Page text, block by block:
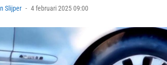
Slijper
Posted
4 februari 2025 09:00